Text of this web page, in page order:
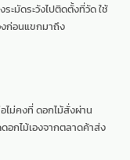
ะมัดระวังไปติดตั้งที่วัด ใช้
ก่อนแขกมาถึง
ไม่คงที่ ดอกไม้สั่งผ่าน
อกไม้เองจากตลาดค้าส่ง